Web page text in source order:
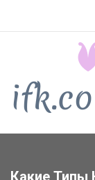
Какие Типы